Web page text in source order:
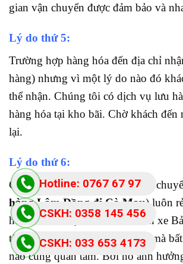
gian vận chuyển được đảm bảo và
Lý do thứ 5:
Trường hợp hàng hóa đến địa chỉ
hàng) nhưng vì một lý do nào đó
thể nhận. Chúng tôi có dịch vụ lưu
hàng hóa tại kho bãi. Chờ khách đến
lại.
Lý do thứ 6:
Cước vận chuyển (giá cước vận
hàng Lâm Đồng đi Cà Mau) luôn
hơn các đơn vị khác: Với chành xe
tôi thấu hiểu giá cước là yếu tố mà
nào cũng quan tâm. Bởi nó ảnh
Hotline: 0767 67 97
87
CSKH: 033 653 4173
CSKH: 0358 145 456